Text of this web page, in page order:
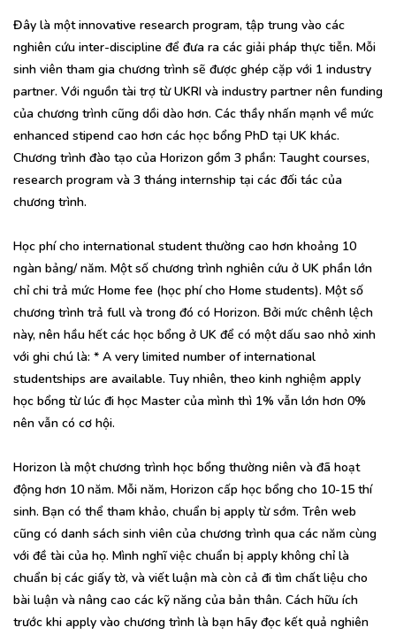
Đây là một innovative research program, tập trung vào các
nghiên cứu inter-discipline để đưa ra các giải pháp thực tiễn. Mỗi
sinh viên tham gia chương trình sẽ được ghép cặp với 1 industry
partner. Với nguồn tài trợ từ UKRI và industry partner nên funding
của chương trình cũng dồi dào hơn. Các thầy nhấn mạnh về mức
enhanced stipend cao hơn các học bổng PhD tại UK khác.
Chương trình đào tạo của Horizon gồm 3 phần: Taught courses,
research program và 3 tháng internship tại các đối tác của
chương trình.
Học phí cho international student thường cao hơn khoảng 10
ngàn bảng/ năm. Một số chương trình nghiên cứu ở UK phần lớn
chỉ chi trả mức Home fee (học phí cho Home students). Một số
chương trình trả full và trong đó có Horizon. Bởi mức chênh lệch
này, nên hầu hết các học bổng ở UK để có một dấu sao nhỏ xinh
với ghi chú là: * A very limited number of international
studentships are available. Tuy nhiên, theo kinh nghiệm apply
học bổng từ lúc đi học Master của mình thì 1% vẫn lớn hơn 0%
nên vẫn có cơ hội.
Horizon là một chương trình học bổng thường niên và đã hoạt
động hơn 10 năm. Mỗi năm, Horizon cấp học bổng cho 10-15 thí
sinh. Bạn có thể tham khảo, chuẩn bị apply từ sớm. Trên web
cũng có danh sách sinh viên của chương trình qua các năm cùng
với đề tài của họ. Mình nghĩ việc chuẩn bị apply không chỉ là
chuẩn bị các giấy tờ, và viết luận mà còn cả đi tìm chất liệu cho
bài luận và nâng cao các kỹ năng của bản thân. Cách hữu ích
trước khi apply vào chương trình là bạn hãy đọc kết quả nghiên